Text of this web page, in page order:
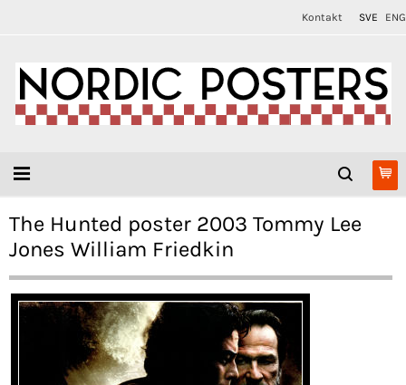
Kontakt SVE ENG
The Hunted poster 2003 Tommy Lee
Jones William Friedkin